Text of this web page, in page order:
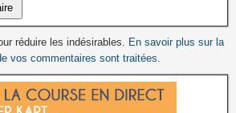
réduire les indésirables.
En savoir plus sur la
vos commentaires sont traitées